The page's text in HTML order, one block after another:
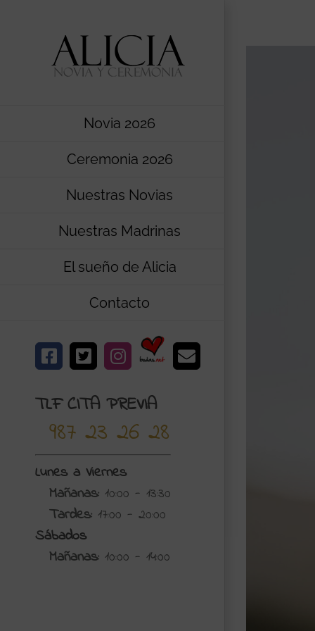
Novia 2026
Ceremonia 2026
Nuestras Novias
Nuestras Madrinas
El sueño de Alicia
Contacto
Facebook
X Instagram
Bodas.net
Correo
TLF CITA PREVIA
987 23 26 28
Lunes a Viernes
Mañanas: 10:00 - 13:30
Tardes: 17:00 - 20:00
Sábados
Mañanas: 10:00 - 14:00